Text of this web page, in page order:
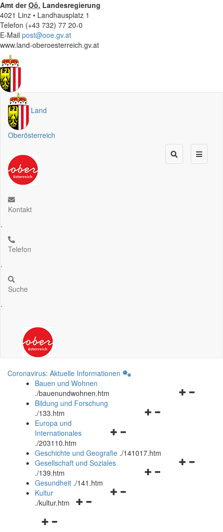
Amt derOö. Landesregierung
4021 Linz • Landhausplatz 1
Telefon (+43 732) 77 20-0
E-Mail post@ooe.gv.at
www.land-oberoesterreich.gv.at
Land
Oberösterreich
Kontakt
.
Telefon
.
Suche
.
Coronavirus: Aktuelle Informationen
Bauen und Wohnen
./bauenundwohnen.htm
Navigationsmenü
Bildung und Forschung
./133.htm
Navigationsmenü
und
schließen
Europa und
Internationales
./203110.htm
Geschichte und Geografie ./141017.htm
Navigationsmenü
Gesellschaft und Soziales
./139.htm
Navigationsmenü
Gesundheit ./141.htm
Navigationsmenü
Kultur
./kultur.htm
Navigationsmenü